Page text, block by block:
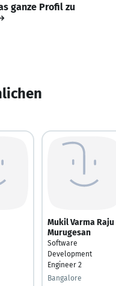
ganze Profil zu
Mukil Varma Raju
Murugesan
Software
Development
Engineer 2
Bangalore